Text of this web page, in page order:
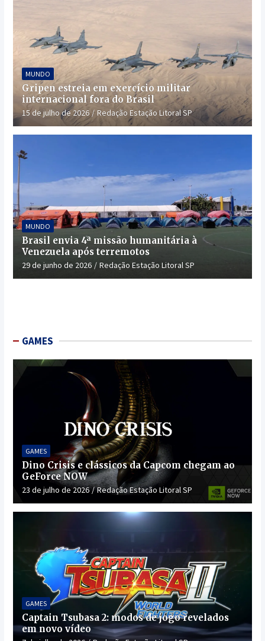
MUNDO
Gripen estreia em exercício militar
internacional fora do Brasil
15 de julho de 2026 Redação Estação Litoral SP
MUNDO
Brasil envia 4ª missão humanitária à
Venezuela após terremotos
29 de junho de 2026 Redação Estação Litoral SP
GAMES
GAMES
Dino Crisis e clássicos da Capcom chegam ao
GeForce NOW
23 de julho de 2026 Redação Estação Litoral SP
GAMES
Captain Tsubasa 2: modos de jogo revelados
em novo vídeo